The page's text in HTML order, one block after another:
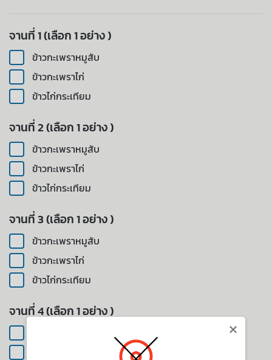
จานที่ 1 (เลือก 1 อย่าง )
ข้าวกะเพราหมูสับ
ข้าวกะเพราไก่
ข้าวไก่กระเทียม
จานที่ 2 (เลือก 1 อย่าง )
ข้าวกะเพราหมูสับ
ข้าวกะเพราไก่
ข้าวไก่กระเทียม
จานที่ 3 (เลือก 1 อย่าง )
ข้าวกะเพราหมูสับ
ข้าวกะเพราไก่
ข้าวไก่กระเทียม
จานที่ 4 (เลือก 1 อย่าง ) ×